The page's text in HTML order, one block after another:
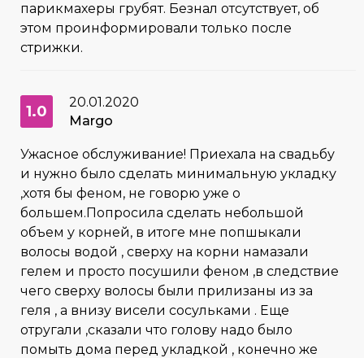
парикмахеры грубят. Безнал отсутствует, об
этом проинформировали только после
стрижки.
1.0
20.01.2020
Margo
Ужасное обслуживание! Приехала на свадьбу
и нужно было сделать минимальную укладку
,хотя бы феном, не говорю уже о
большем.Попросила сделать небольшой
объем у корней, в итоге мне попшыкали
волосы водой , сверху на корни намазали
гелем и просто посушили феном ,в следствие
чего сверху волосы были прилизаны из за
геля , а внизу висели сосульками . Еще
отругали ,сказали что голову надо было
помыть дома перед укладкой , конечно же